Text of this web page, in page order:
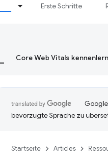
Erste Schritte
Core Web Vitals
bevorzugte Sprache zu
Startseite Articles